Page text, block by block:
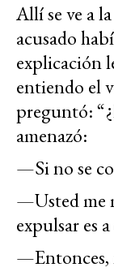
Allí se ve a
acusado
explicación
entiendo el
preguntó:
amenazó:
—Si no se
—Usted me
expulsar es
—Entonces,